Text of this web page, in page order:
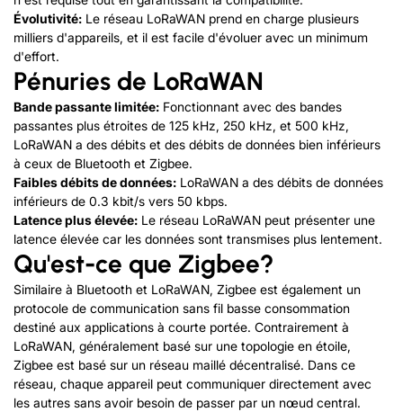
Évolutivité: Le réseau LoRaWAN prend en charge plusieurs
milliers d'appareils, et il est facile d'évoluer avec un minimum
d'effort.
Pénuries de LoRaWAN
Bande passante limitée: Fonctionnant avec des bandes
passantes plus étroites de 125 kHz, 250 kHz, et 500 kHz,
LoRaWAN a des débits et des débits de données bien inférieurs
à ceux de Bluetooth et Zigbee.
Faibles débits de données: LoRaWAN a des débits de données
inférieurs de 0.3 kbit/s vers 50 kbps.
Latence plus élevée: Le réseau LoRaWAN peut présenter une
latence élevée car les données sont transmises plus lentement.
Qu'est-ce que Zigbee?
Similaire à Bluetooth et LoRaWAN, Zigbee est également un
protocole de communication sans fil basse consommation
destiné aux applications à courte portée. Contrairement à
LoRaWAN, généralement basé sur une topologie en étoile,
Zigbee est basé sur un réseau maillé décentralisé. Dans ce
réseau, chaque appareil peut communiquer directement avec
les autres sans avoir besoin de passer par un nœud central.